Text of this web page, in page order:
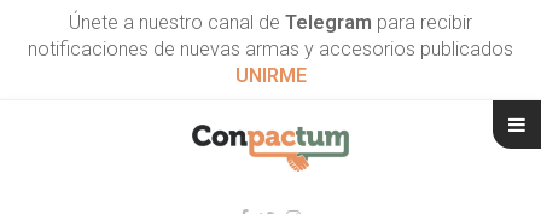
Únete a nuestro canal de Telegram para recibir
notificaciones de nuevas armas y accesorios publicados
UNIRME